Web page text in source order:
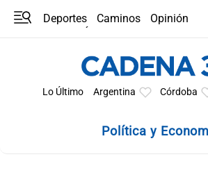
Deportes Caminos
Opinión
Lo Último Argentina Córdoba
Política y